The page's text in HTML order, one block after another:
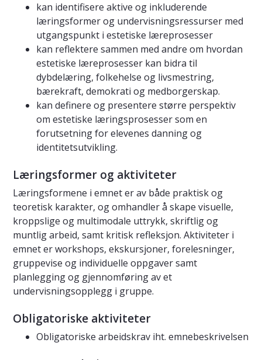
kan identifisere aktive og inkluderende
læringsformer og undervisningsressurser med
utgangspunkt i estetiske læreprosesser
kan reflektere sammen med andre om hvordan
estetiske læreprosesser kan bidra til
dybdelæring, folkehelse og livsmestring,
bærekraft, demokrati og medborgerskap.
kan definere og presentere større perspektiv
om estetiske læringsprosesser som en
forutsetning for elevenes danning og
identitetsutvikling.
Læringsformer og aktiviteter
Læringsformene i emnet er av både praktisk og
teoretisk karakter, og omhandler å skape visuelle,
kroppslige og multimodale uttrykk, skriftlig og
muntlig arbeid, samt kritisk refleksjon. Aktiviteter i
emnet er workshops, ekskursjoner, forelesninger,
gruppevise og individuelle oppgaver samt
planlegging og gjennomføring av et
undervisningsopplegg i gruppe.
Obligatoriske aktiviteter
Obligatoriske arbeidskrav iht. emnebeskrivelsen